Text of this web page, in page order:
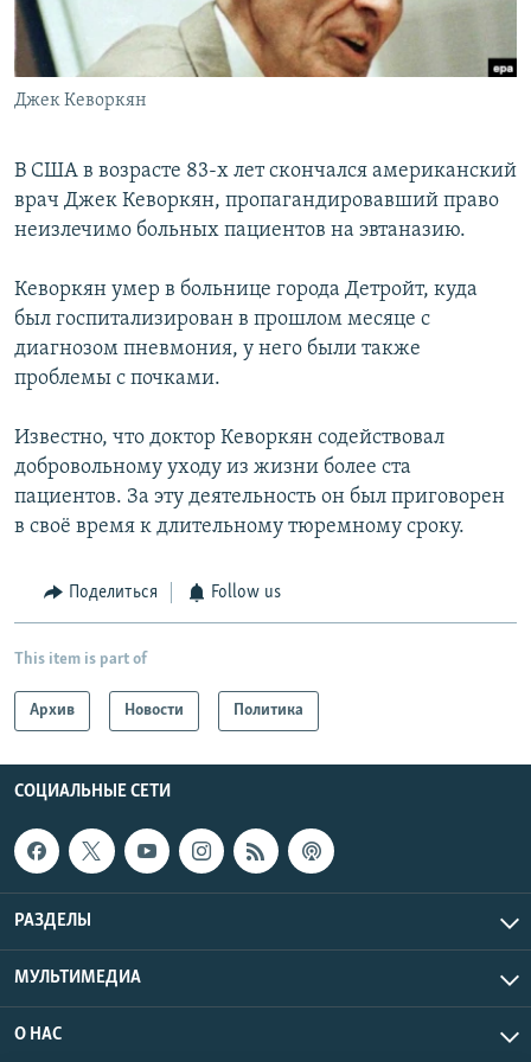
Հայերեն
English
Все сайты Радио Азатутюн
Джек Кеворкян
В США в возрасте 83-х лет скончался американский
врач Джек Кеворкян, пропагандировавший право
неизлечимо больных пациентов на эвтаназию.
Кеворкян умер в больнице города Детройт, куда
был госпитализирован в прошлом месяце с
диагнозом пневмония, у него были также
проблемы с почками.
Известно, что доктор Кеворкян содействовал
добровольному уходу из жизни более ста
пациентов. За эту деятельность он был приговорен
в своё время к длительному тюремному сроку.
Поделиться Follow us
This item is part of
Архив Новости Политика
СОЦИАЛЬНЫЕ СЕТИ
РАЗДЕЛЫ
МУЛЬТИМЕДИА
О НАС